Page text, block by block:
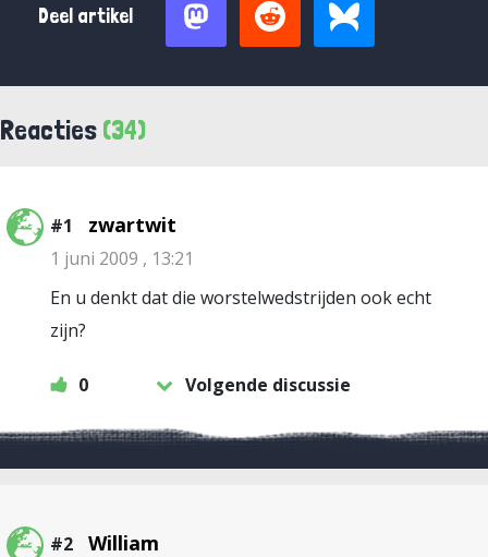
Deel artikel
Reacties (34)
#1 zwartwit
1 juni 2009 , 13:21
En u denkt dat die worstelwedstrijden ook echt
zijn?
0 Volgende discussie
#2 William